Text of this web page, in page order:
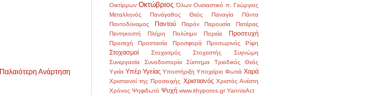
Παλαιότερη Ανάρτηση
Οικτίρμων Οκτώβριος Όλων Ουσιαστικό π. Γεώργιος
Μεταλληνός
Πανάγαθος Θεός Παναγία
Πάντα
Παντοδύναμος
Παντού Παρόν Παρουσία
Πατέρας
Πεντηκοστή
Πλήρη Πολύτιμο Πορεία Προσευχή
Προσεχή Προστασία Προσφορά Προσωρινός Ρίψη
Στοχασμοί Στοχασμός Στοχαστής
Συγνώμη
Συνεργασία
Συνοδοιπορία Σύστημα
Τριαδικός Θεός
Υγεία Υπέρ Υγείας Υποστήριξη Υποχείριο Φωτιά Χαρά
Χριστιανοί της Προσευχής Χριστιανός Χριστός Ανέστη
Χρόνος Ψηφιδωτό Ψυχή www.ithyporos.gr YannisAct